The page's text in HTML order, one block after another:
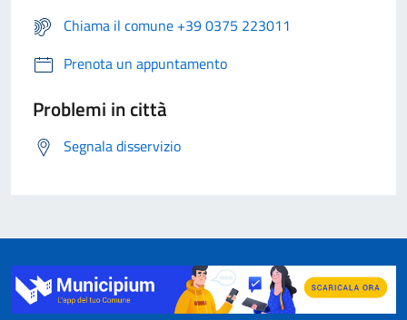
Chiama il comune +39 0375 223011
Prenota un appuntamento
Problemi in città
Segnala disservizio